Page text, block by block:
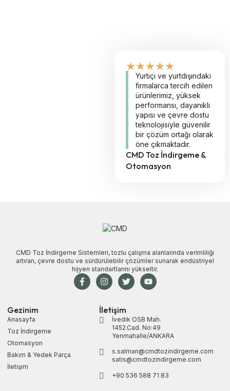
★★★★★
Yurtiçi ve yurtdışındaki
firmalarca tercih edilen
ürünlerimiz, yüksek
performansı, dayanıklı
yapısı ve çevre dostu
teknolojisiyle güvenilir
bir çözüm ortağı olarak
öne çıkmaktadır.
CMD Toz İndirgeme &
Otomasyon
CMD Toz İndirgeme Sistemleri, tozlu çalışma alanlarında verimliliği
artıran, çevre dostu ve sürdürülebilir çözümler sunarak endüstriyel
hijyen standartlarını yükseltir.
Gezinim
Anasayfa
Toz İndirgeme
Otomasyon
Bakım & Yedek Parça
İletişim
İletişim
İvedik OSB Mah.
1452.Cad. No:49
Yenmahalle/ANKARA
s.salman@cmdtozindirgeme.com
satis@cmdtozindirgeme.com
+90 536 588 71 83